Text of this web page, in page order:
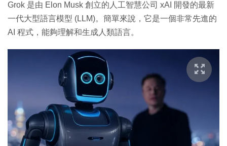
Grok 是由 Elon Musk 創立的人工智慧公司 xAI 開發的最新
一代大型語言模型 (LLM)。簡單來說，它是一個非常先進的
AI 程式，能夠理解和生成人類語言。